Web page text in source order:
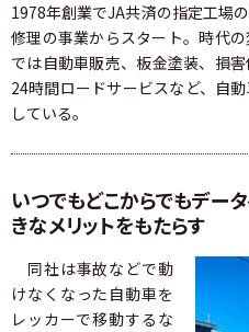
1978年創業でJA共済の指定工場
修理の事業からスタート。時代
では自動車販売、板金塗装、損
24時間ロードサービスなど、自
している。
いつでもどこからでもデー
きなメリットをもたらす
同社は事故などで動
けなくなった自動車を
レッカーで移動するな